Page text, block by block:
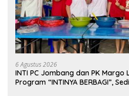
6 Agustus 2026
INTI PC Jombang dan PK Margo
Program “INTINYA BERBAGI”,